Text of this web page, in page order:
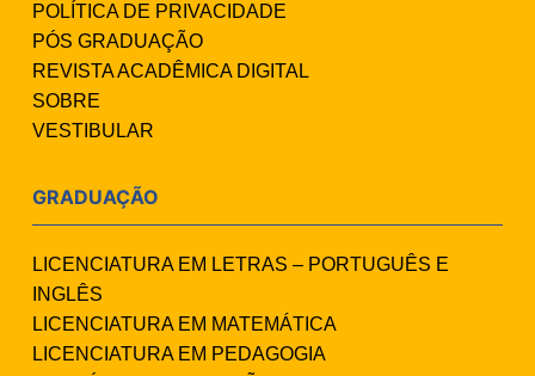
POLÍTICA DE PRIVACIDADE
PÓS GRADUAÇÃO
REVISTA ACADÊMICA DIGITAL
SOBRE
VESTIBULAR
GRADUAÇÃO
LICENCIATURA EM LETRAS – PORTUGUÊS E
INGLÊS
LICENCIATURA EM MATEMÁTICA
LICENCIATURA EM PEDAGOGIA